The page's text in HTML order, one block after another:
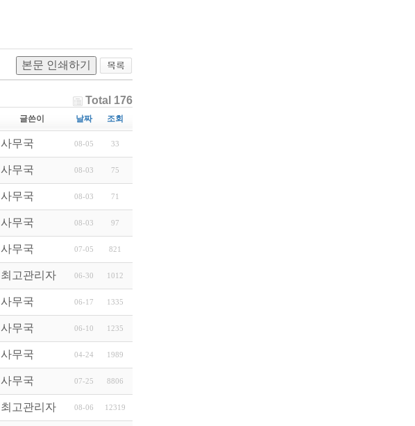
본문 인쇄하기
Total 176
글쓴이 날짜 조회
사무국 08-05 33
사무국 08-03 75
사무국 08-03 71
사무국 08-03 97
사무국 07-05 821
최고관리자 06-30 1012
사무국 06-17 1335
사무국 06-10 1235
사무국 04-24 1989
사무국 07-25 8806
최고관리자 08-06 12319